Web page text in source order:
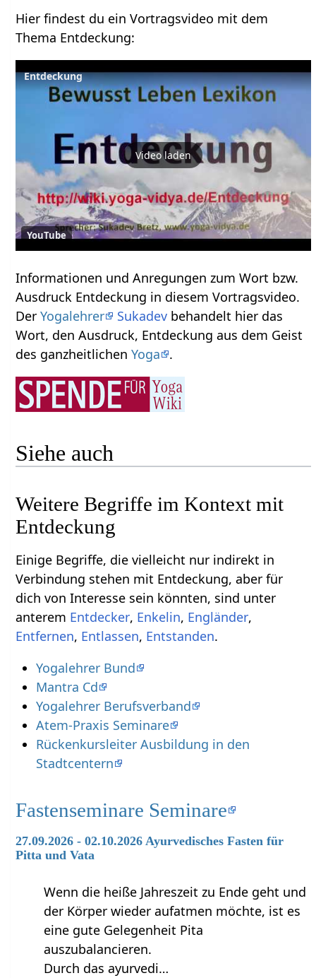
Hier findest du ein Vortragsvideo mit dem
Thema Entdeckung‏‎:
Entdeckung‏‎
Video laden
YouTube
Informationen und Anregungen zum Wort bzw.
Ausdruck Entdeckung‏‎ in diesem Vortragsvideo.
DerYogalehrer Sukadev behandelt hier das
Wort, den Ausdruck, Entdeckung‏‎ aus dem Geist
des ganzheitlichenYoga .
Siehe auch
Weitere Begriffe im Kontext mit
Einige Begriffe, die vielleicht nur indirekt in
Verbindung stehen mit Entdeckung‏‎, aber für
dich von Interesse sein könnten, sind unter
anterem
, ,
,
, ,
.
Yogalehrer Bund
Mantra Cd
Yogalehrer Berufsverband
Atem-Praxis Seminare
Rückenkursleiter Ausbildung in den
Stadtcentern
Fastenseminare Seminare
27.09.2026 - 02.10.2026 Ayurvedisches Fasten für
Pitta und Vata
Wenn die heiße Jahreszeit zu Ende geht und
der Körper wieder aufatmen möchte, ist es
eine gute Gelegenheit Pita
auszubalancieren.
Durch das ayurvedi…